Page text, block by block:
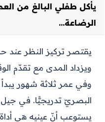
يأكل طفلي البالغ من
الرضاعة...
يقتصر تركيز النظر عند
ويزداد المدى مع تقدّم
وفي عمر ثلاثة شهور
يستوعب أنّ عينيه هي